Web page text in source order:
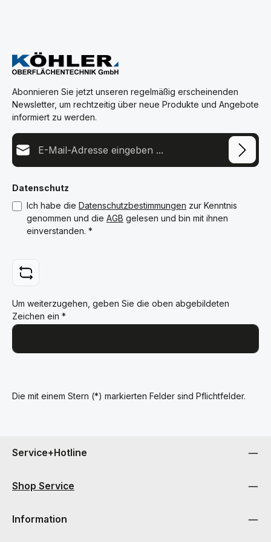
Abonnieren Sie jetzt unseren regelmäßig erscheinenden
Newsletter, um rechtzeitig über neue Produkte und Angebote
informiert zu werden.
E-Mail-Adresse*
Datenschutz
Ich habe die Datenschutzbestimmungen zur Kenntnis
genommen und die AGB gelesen und bin mit ihnen
einverstanden. *
Um weiterzugehen, geben Sie die oben abgebildeten
Zeichen ein *
Die mit einem Stern (*) markierten Felder sind Pflichtfelder.
Service+Hotline
Shop Service
Information